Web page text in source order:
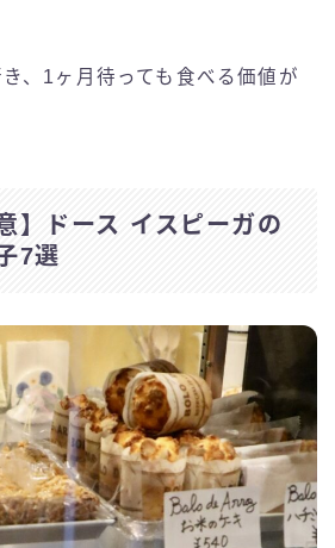
、1ヶ月待っても食べる価値が
】ドース イスピーガの
7選